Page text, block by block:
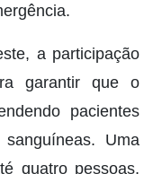
a participação
garantir que o
pacientes
Uma
quatro pessoas,